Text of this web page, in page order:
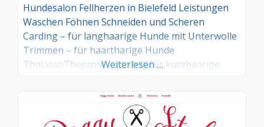
Hundesalon Fellherzen in Bielefeld Leistungen
Waschen Föhnen Schneiden und Scheren
Carding – für langhaarige Hunde mit Unterwolle
Trimmen – für haartharige Hunde
ThalassoTherapie – speziell für kurzhaarige,
und Ohrenpflege Zeckenentfernung
Wärmekabine Welpeneingewöhnung
Zahnsteinentfernung via Ultraschallzahnbürste
Weiterlesen …